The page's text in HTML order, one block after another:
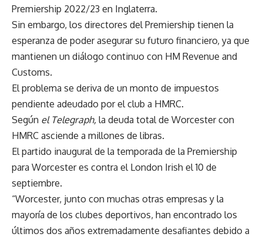
Premiership 2022/23 en Inglaterra.
Sin embargo, los directores del Premiership tienen la
esperanza de poder asegurar su futuro financiero, ya que
mantienen un diálogo continuo con HM Revenue and
Customs.
El problema se deriva de un monto de impuestos
pendiente adeudado por el club a HMRC.
Según el Telegraph, la deuda total de Worcester con
HMRC asciende a millones de libras.
El partido inaugural de la temporada de la Premiership
para Worcester es contra el London Irish el 10 de
septiembre.
“Worcester, junto con muchas otras empresas y la
mayoría de los clubes deportivos, han encontrado los
últimos dos años extremadamente desafiantes debido a